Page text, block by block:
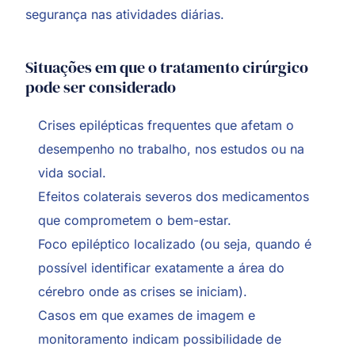
segurança nas atividades diárias.
Situações em que o tratamento cirúrgico
pode ser considerado
Crises epilépticas frequentes que afetam o
desempenho no trabalho, nos estudos ou na
vida social.
Efeitos colaterais severos dos medicamentos
que comprometem o bem-estar.
Foco epiléptico localizado (ou seja, quando é
possível identificar exatamente a área do
cérebro onde as crises se iniciam).
Casos em que exames de imagem e
monitoramento indicam possibilidade de